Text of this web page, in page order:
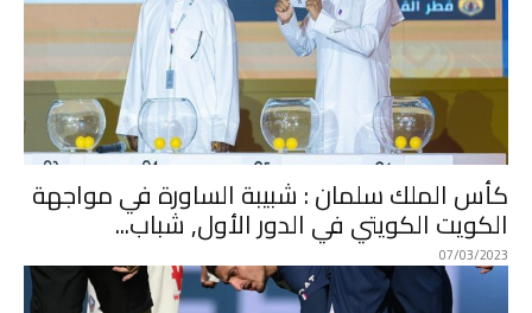
كأس الملك سلمان : شبيبة الساورة في مواجهة
الكويت الكويتي في الدور الأول, شباب...
07/03/2023